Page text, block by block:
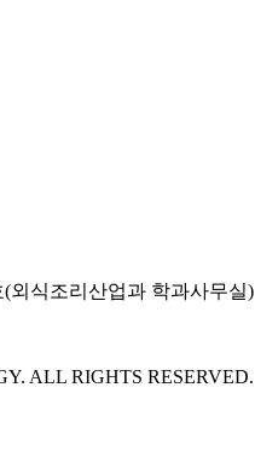
외식조리산업과 학과사무실)
ALL RIGHTS RESERVED.